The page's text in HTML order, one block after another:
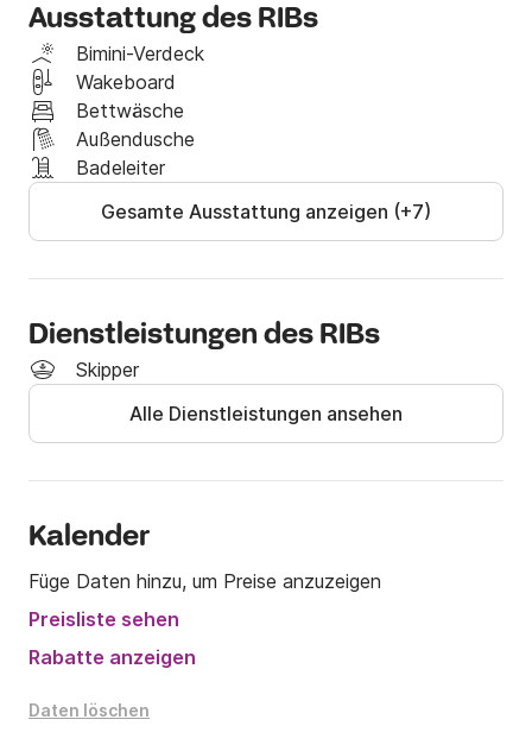
Ausstattung des RIBs
Bimini-Verdeck
Wakeboard
Bettwäsche
Außendusche
Badeleiter
Gesamte Ausstattung anzeigen (+7)
Dienstleistungen des RIBs
Skipper
Alle Dienstleistungen ansehen
Kalender
Füge Daten hinzu, um Preise anzuzeigen
Preisliste sehen
Rabatte anzeigen
Daten löschen